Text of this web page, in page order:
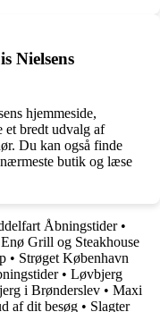
Nielsens
hjemmeside,
bredt udvalg af
Du kan også finde
butik og læse
Åbningstider•
Enø Grill og Steakhouse
• Strøget København
• Løvbjerg
i Brønderslev • Maxi
af dit besøg • Slagter